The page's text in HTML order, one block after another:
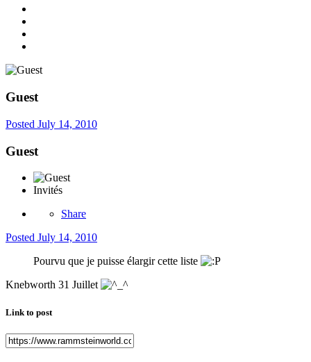
Guest
Posted July 14, 2010
Guest
Invités
Share
Posted July 14, 2010
Pourvu que je puisse élargir cette liste
Knebworth 31 Juillet
Link to post